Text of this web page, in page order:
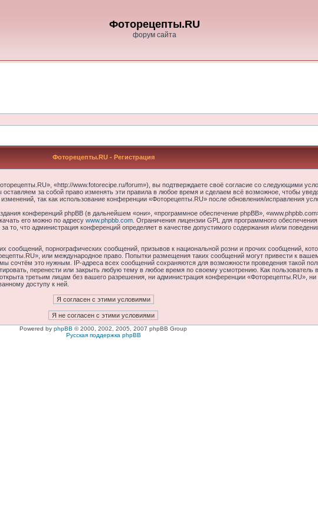
Фоторецепты.RU
форум сайта
Фоторецепты.RU - Регистрация
«http://www.fotorecipe.ru/forum»), вы подтверждаете своё согласие со следующими
за собой право изменять эти правила в любое время и сделаем всё возможное, чтобы
так как использование конференции «Фоторецепты.RU» после обновления/исправления
конференций phpBB (в дальнейшем «они», «программное обеспечение phpBB»,
его можно по адресу www.phpbb.com. Ограничения лицензии GPL для программного
то, что администрация конференций определяет в качестве допустимого содержания и/или
сообщений, порнографических сообщений, призывов к национальной розни и прочих сообщений,
или международное право. Попытки размещения таких сообщений могут привести к
сочтём это нужным. IP-адреса всех сообщений сохраняются для возможности проведения такой
перенести или закрыть любую тему в любое время по своему усмотрению. Как пользователь
третьим лицам без вашего разрешения, ни администрация конференции «Фоторецепты.RU»,
доступу к ней.
Powered by phpBB © 2000, 2002, 2005, 2007 phpBB Group
Русская поддержка phpBB